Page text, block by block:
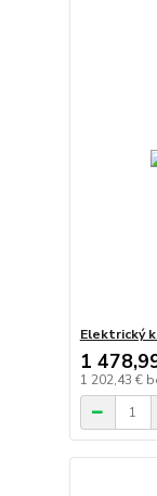
Elektrický
1
1 202,43 €